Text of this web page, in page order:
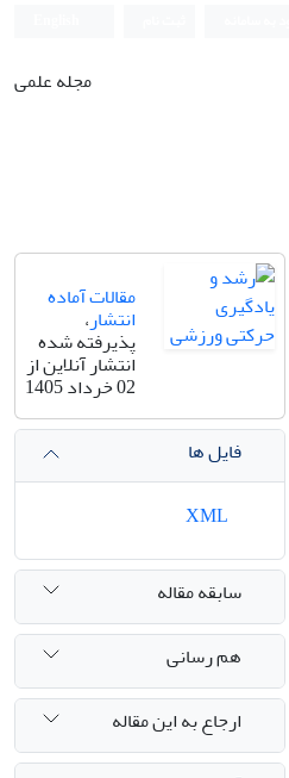
مجله علمی
مقالات آماده
انتشار،
پذیرفته شده
انتشار آنلاین از
02 خرداد 1405
فایل ها
سابقه مقاله
هم رسانی
ارجاع به این مقاله